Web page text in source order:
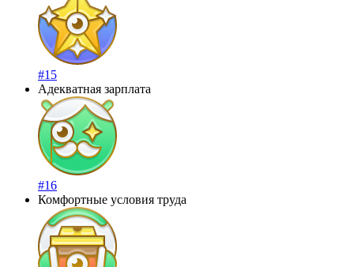
#15
Адекватная зарплата
#16
Комфортные условия труда